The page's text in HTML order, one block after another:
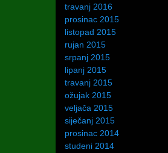
travanj 2016
prosinac 2015
listopad 2015
rujan 2015
srpanj 2015
lipanj 2015
travanj 2015
ožujak 2015
veljača 2015
siječanj 2015
prosinac 2014
studeni 2014